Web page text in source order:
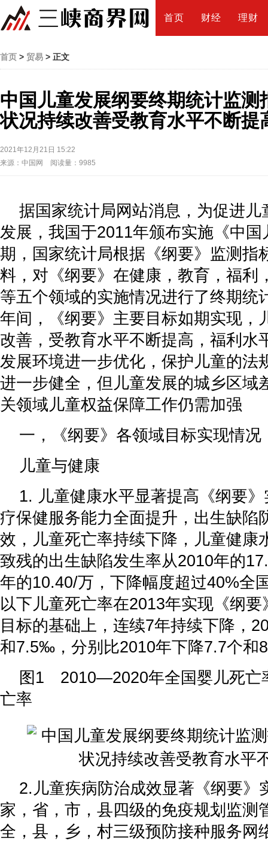
首页 财经 理财
首页 > 贸易 > 正文
中国儿童发展纲要终期统计监测
状况持续改善受教育水平不断提
2021年12月21日 15:22
来源：中国网 阅读量：9985
据国家统计局网站消息，为促进儿
发展，我国于2011年颁布实施《中
期，国家统计局根据《纲要》监测指
料，对《纲要》在健康，教育，福利
等五个领域的实施情况进行了终期统
年间，《纲要》主要目标如期实现，
改善，受教育水平不断提高，福利水
发展环境进一步优化，保护儿童的法
进一步健全，但儿童发展的城乡区域
关领域儿童权益保障工作仍需加强
一，《纲要》各领域目标实现情况
儿童与健康
1. 儿童健康水平显著提高《纲要
疗保健服务能力全面提升，出生缺陷
效，儿童死亡率持续下降，儿童健康
致残的出生缺陷发生率从2010年的
年的10.40/万，下降幅度超过40%全
以下儿童死亡率在2013年实现《纲
目标的基础上，连续7年持续下降，
和7.5‰，分别比2010年下降7.7个和
图1 2010—2020年全国婴儿死亡
亡率
2.儿童疾病防治成效显著《纲要》
家，省，市，县四级的免疫规划监测
全，县，乡，村三级预防接种服务网